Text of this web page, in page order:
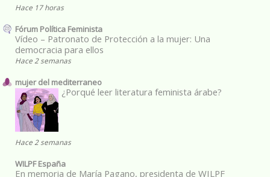
Hace 17 horas
Fórum Política Feminista
Vídeo – Patronato de Protección a la mujer: Una
democracia para ellos
Hace 2 semanas
mujer del mediterraneo
¿Porqué leer literatura feminista árabe?
Hace 2 semanas
WILPF España
En memoria de María Pagano, presidenta de WILPF